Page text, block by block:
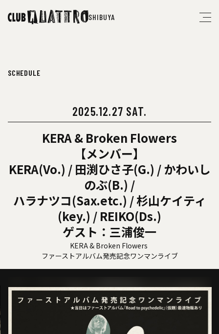
SHIBUYA
SCHEDULE
2025.12.27 SAT.
KERA & Broken Flowers
【メンバー】
KERA(Vo.) / 田渕ひさ子(G.) / かわいし
のぶ(B.) /
ハラナツコ(Sax.etc.) / 杉山ケイティ
(key.) / REIKO(Ds.)
ゲスト：三浦俊一
KERA & Broken Flowers
ファーストアルバム発売記念ワンマンライブ